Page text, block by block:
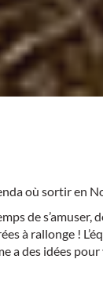
où sortir en
de s’amuser,
à rallonge !
a des idées pour